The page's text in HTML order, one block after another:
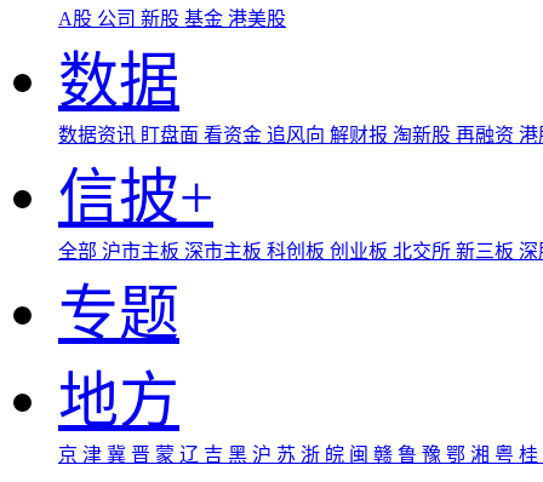
A股 公司 新股 基金 港美股
数据
数据资讯 盯盘面 看资金 追风向 解财报 淘新股 再融资
信披+
全部 沪市主板 深市主板 科创板 创业板 北交所 新三板
专题
地方
京 津 冀 晋 蒙 辽 吉 黑 沪 苏 浙 皖 闽 赣 鲁 豫 鄂 湘 粤 桂